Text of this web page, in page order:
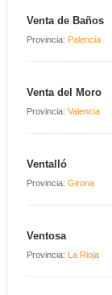
Venta de Baños
Provincia: Palencia
Venta del Moro
Provincia: Valencia
Ventalló
Provincia: Girona
Ventosa
Provincia: La Rioja